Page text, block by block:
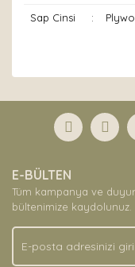
Sap Cinsi :
formunu kullanarak
Görüş ve
Ürün
Ürün bilgilerinde
Ürün fiyatı diğer
Bu ürüne benzer
E-BÜLTEN
Tüm kampanya ve
bültenimize kaydolunuz.